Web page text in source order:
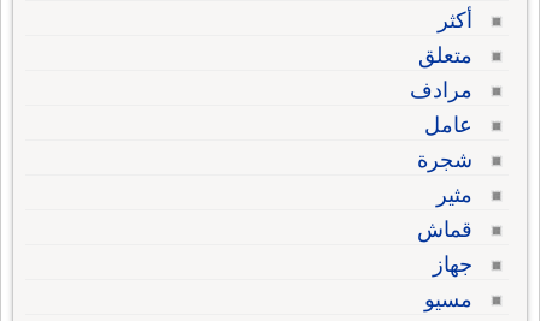
أكثر
متعلق
مرادف
عامل
شجرة
مثير
قماش
جهاز
مسيو